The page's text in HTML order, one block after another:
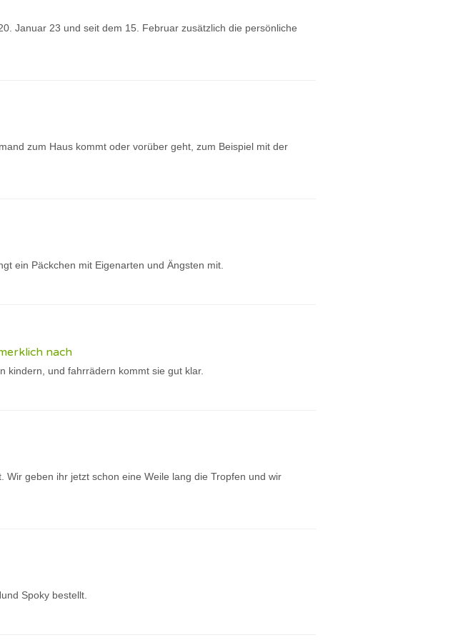
Januar 23 und seit dem 15. Februar zusätzlich die persönliche
zum Haus kommt oder vorüber geht, zum Beispiel mit der
ein Päckchen mit Eigenarten und Ängsten mit.
nach
kindern, und fahrrädern kommt sie gut klar.
geben ihr jetzt schon eine Weile lang die Tropfen und wir
Spoky bestellt.